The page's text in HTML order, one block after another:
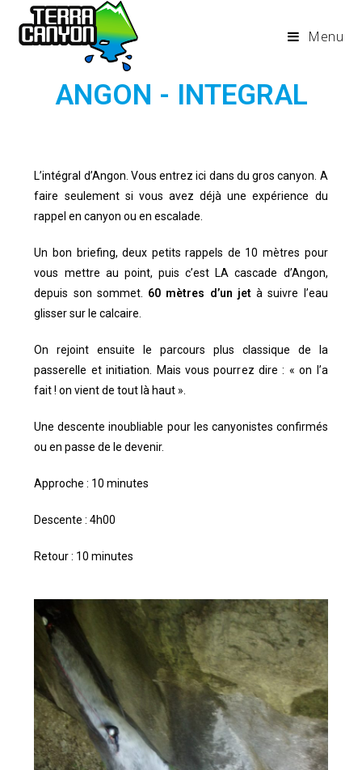
Menu
ANGON - INTEGRAL
L’intégral d’Angon. Vous entrez ici dans du gros canyon. A
faire seulement si vous avez déjà une expérience du
rappel en canyon ou en escalade.
Un bon briefing, deux petits rappels de 10 mètres pour
vous mettre au point, puis c’est LA cascade d’Angon,
depuis son sommet. 60 mètres d’un jetà suivre l’eau
glisser sur le calcaire.
On rejoint ensuite le parcours plus classique de la
passerelle et initiation. Mais vous pourrez dire : « on l’a
fait ! on vient de tout là haut ».
Une descente inoubliable pour les canyonistes confirmés
ou en passe de le devenir.
Approche : 10 minutes
Descente : 4h00
Retour : 10 minutes